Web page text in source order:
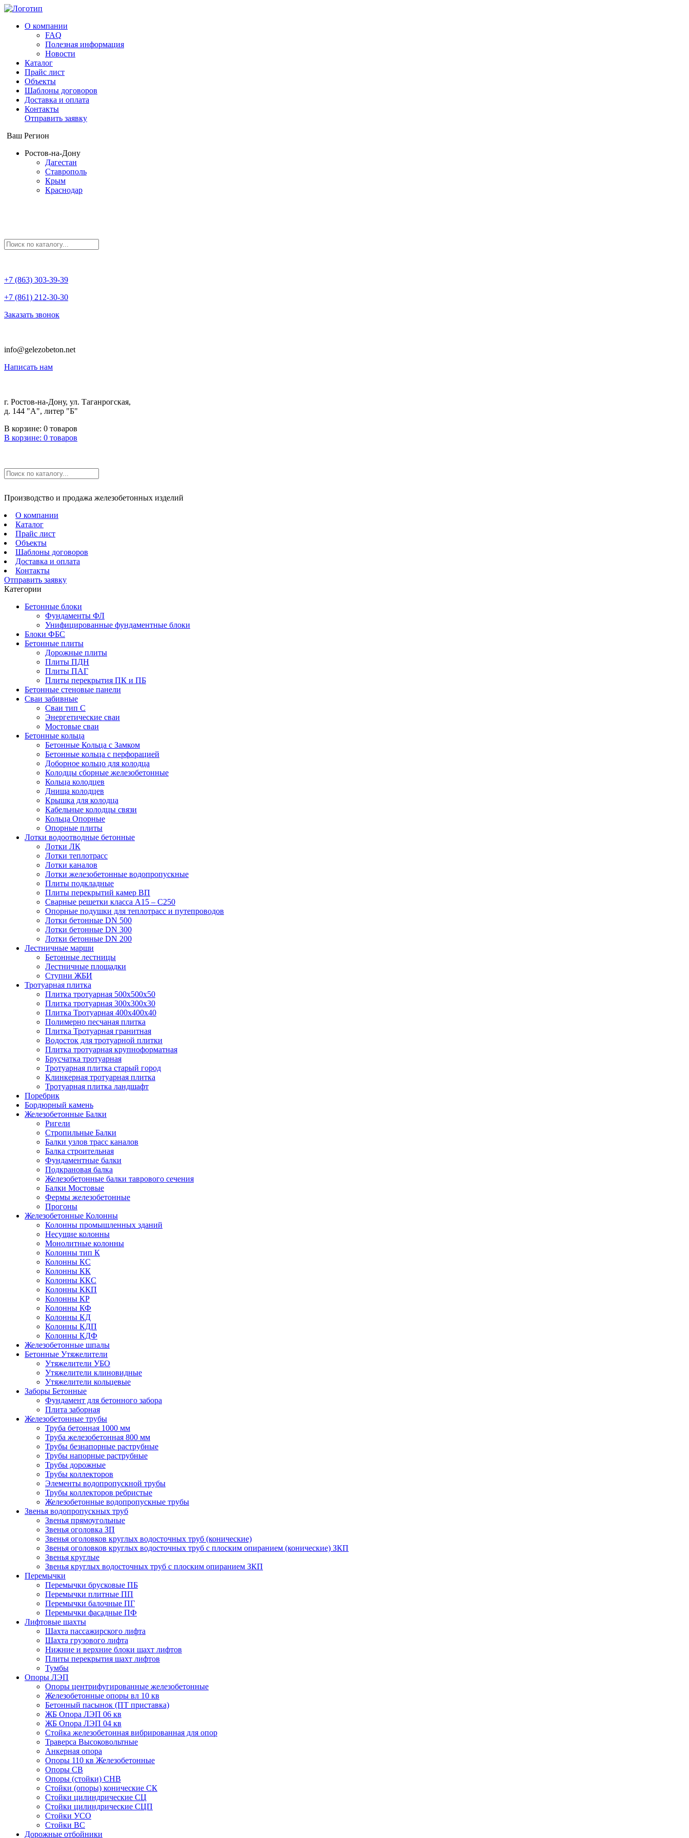
О компании
FAQ
Полезная информация
Новости
Каталог
Прайс лист
Объекты
Шаблоны договоров
Доставка и оплата
Контакты
Отправить заявку
Ваш Регион
Ростов-на-Дону
Дагестан
Ставрополь
Крым
Краснодар
+7 (863) 303-39-39
+7 (861) 212-30-30
Заказать звонок
info@gelezobeton.net
Написать нам
г. Ростов-на-Дону, ул. Таганрогская,
д. 144 "А", литер "Б"
В корзине: 0 товаров
В корзине: 0 товаров
Производство и продажа железобетонных изделий
О компании
Каталог
Прайс лист
Объекты
Шаблоны договоров
Доставка и оплата
Контакты
Отправить заявку
Категории
Бетонные блоки
Фундаменты ФЛ
Унифицированные фундаментные блоки
Блоки ФБС
Бетонные плиты
Дорожные плиты
Плиты ПДН
Плиты ПАГ
Плиты перекрытия ПК и ПБ
Бетонные стеновые панели
Сваи забивные
Сваи тип С
Энергетические сваи
Mостовые сваи
Бетонные кольца
Бетонные Кольца с Замком
Бетонные кольца с перфорацией
Доборное кольцо для колодца
Колодцы сборные железобетонные
Кольца колодцев
Днища колодцев
Крышка для колодца
Кабельные колодцы связи
Кольца Опорные
Опорные плиты
Лотки водоотводные бетонные
Лотки ЛК
Лотки теплотрасс
Лотки каналов
Лотки железобетонные водопропускные
Плиты подкладные
Плиты перекрытий камер ВП
Сварные решетки класса А15 – С250
Опорные подушки для теплотрасс и путепроводов
Лотки бетонные DN 500
Лотки бетонные DN 300
Лотки бетонные DN 200
Лестничные марши
Бетонные лестницы
Лестничные площадки
Ступни ЖБИ
Тротуарная плитка
Плитка тротуарная 500х500х50
Плитка тротуарная 300х300х30
Плитка Тротуарная 400x400x40
Полимерно песчаная плитка
Плитка Тротуарная гранитная
Водосток для тротуарной плитки
Плитка тротуарная крупноформатная
Брусчатка тротуарная
Тротуарная плитка старый город
Клинкерная тротуарная плитка
Тротуарная плитка ландшафт
Поребрик
Бордюрный камень
Железобетонные Балки
Ригели
Стропильные Балки
Балки узлов трасс каналов
Балка строительная
Фундаментные балки
Подкрановая балка
Железобетонные балки таврового сечения
Балки Мостовые
Фермы железобетонные
Прогоны
Железобетонные Колонны
Колонны промышленных зданий
Несущие колонны
Монолитные колонны
Колонны тип К
Колонны КС
Колонны КК
Колонны ККС
Колонны ККП
Колонны КР
Колонны КФ
Колонны КД
Колонны КДП
Колонны КДФ
Железобетонные шпалы
Бетонные Утяжелители
Утяжелители УБО
Утяжелители клиновидные
Утяжелители кольцевые
Заборы Бетонные
Фундамент для бетонного забора
Плита заборная
Железобетонные трубы
Труба бетонная 1000 мм
Труба железобетонная 800 мм
Трубы безнапорные раструбные
Трубы напорные раструбные
Трубы дорожные
Трубы коллекторов
Элементы водопропускной трубы
Трубы коллекторов ребристые
Железобетонные водопропускные трубы
Звенья водопропускных труб
Звенья прямоугольные
Звенья оголовка ЗП
Звенья оголовков круглых водосточных труб (конические)
Звенья оголовков круглых водосточных труб с плоским опиранием (конические) ЗКП
Звенья круглые
Звенья круглых водосточных труб с плоским опиранием ЗКП
Перемычки
Перемычки брусковые ПБ
Перемычки плитные ПП
Перемычки балочные ПГ
Перемычки фасадные ПФ
Лифтовые шахты
Шахта пассажирского лифта
Шахта грузового лифта
Нижние и верхние блоки шахт лифтов
Плиты перекрытия шахт лифтов
Тумбы
Опоры ЛЭП
Опоры центрифугированные железобетонные
Железобетонные опоры вл 10 кв
Бетонный пасынок (ПТ приставка)
ЖБ Опора ЛЭП 06 кв
ЖБ Опора ЛЭП 04 кв
Стойка железобетонная вибрированная для опор
Траверса Высоковольтные
Анкерная опора
Опоры 110 кв Железобетонные
Опоры СВ
Опоры (стойки) СНВ
Стойки (опоры) конические СК
Стойки цилиндрические СЦ
Стойки цилиндрические СЦП
Стойки УСО
Стойки ВС
Дорожные отбойники